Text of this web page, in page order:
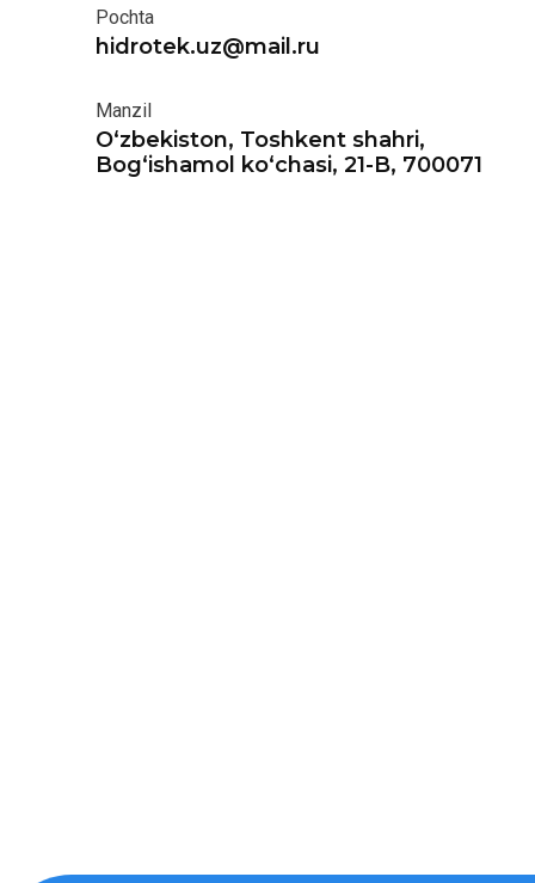
Pochta
hidrotek.uz@mail.ru
Manzil
O‘zbekiston, Toshkent shahri,
Bog‘ishamol ko‘chasi, 21-B, 700071